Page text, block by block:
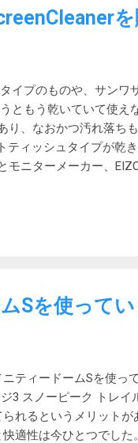
。 今回、ユニフレー
UNIFLAMEの焚き火
イプのものや、サンワ
ともう乾いていて使え
、なおかつ汚れ落ち
ティッシュタイプが乾
ニターメーカー、
みました。 その結果
ターを拭いてみました
単には落ちないよう
では自宅のモニター
Sを使って
ティードームSを使っ
3 スノーピーク トレイ
れるというメリット
適性は今ひとつでし